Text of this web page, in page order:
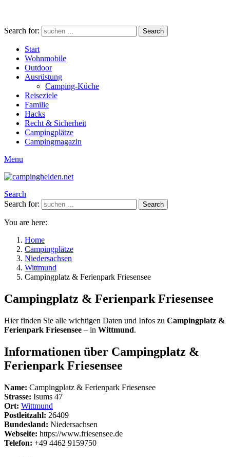
Search for: Search
Start
Wohnmobile
Outdoor
Ausrüstung
Camping-Küche
Reiseziele
Familie
Hacks
Recht & Sicherheit
Campingplätze
Campingmagazin
Menu
Search
Search for:
Search
You are here:
Home
Campingplätze
Niedersachsen
Wittmund
Campingplatz & Ferienpark Friesensee
Campingplatz & Ferienpark Friesensee
Hier finden Sie alle wichtigen Daten und Infos zu Campingplatz &
Ferienpark Friesensee – in Wittmund.
Informationen über Campingplatz &
Ferienpark Friesensee
Name: Campingplatz & Ferienpark Friesensee
Strasse: Isums 47
Ort: Wittmund
Postleitzahl: 26409
Bundesland: Niedersachsen
Webseite: https://www.friesensee.de
Telefon: +49 4462 9159750